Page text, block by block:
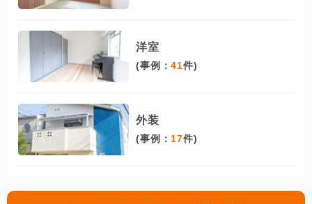
洋室
(事例：41件)
外装
(事例： 17件)